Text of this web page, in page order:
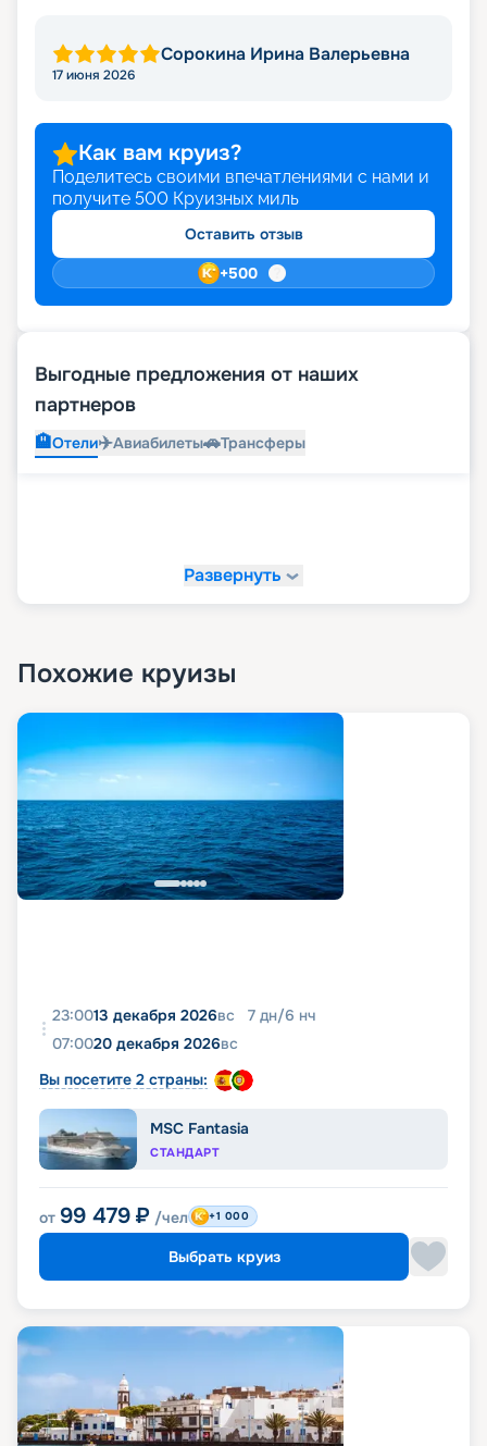
Сорокина Ирина Валерьевна
17 июня 2026
Как вам круиз?
Поделитесь своими впечатлениями с нами и
получите 500 Круизных миль
Оставить отзыв
+500
Выгодные предложения от наших
партнеров
🏨Отели✈️Авиабилеты🚗Трансферы
Развернуть
Похожие круизы
23:0013 декабря 2026вс 7 дн/6 нч
07:0020 декабря 2026вс
Вы посетите 2 страны:
MSC Fantasia
СТАНДАРТ
от 99 479 ₽ /чел +1 000
Выбрать круиз